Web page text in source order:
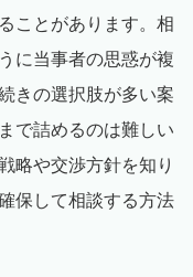
ことがあります。相
に当事者の思惑が複
きの選択肢が多い案
で詰めるのは難しい
略や交渉方針を知り
保して相談する方法